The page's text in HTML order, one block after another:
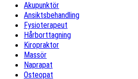
Akupunktör
Ansiktsbehandling
Fysioterapeut
Hårborttagning
Kiropraktor
Massör
Naprapat
Osteopat